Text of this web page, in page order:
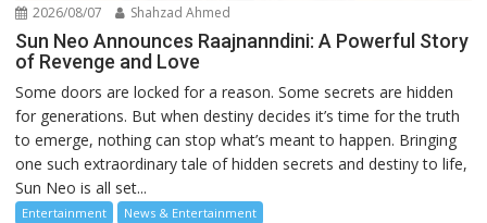
2026/08/07 Shahzad Ahmed
Sun Neo Announces Raajnanndini: A Powerful Story
of Revenge and Love
Some doors are locked for a reason. Some secrets are hidden
for generations. But when destiny decides it’s time for the truth
to emerge, nothing can stop what’s meant to happen. Bringing
one such extraordinary tale of hidden secrets and destiny to life,
Sun Neo is all set...
Entertainment News & Entertainment